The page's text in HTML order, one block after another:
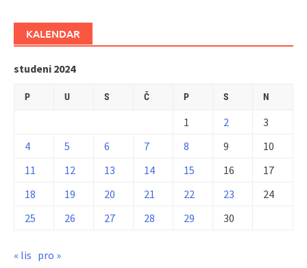
KALENDAR
studeni 2024
P U S Č P S N
1 2
3
4
5 6 7 8 9
10
11
12 13 14 15 16
17
18
19 20 21 22 23
24
25
26 27 28 29 30
« lis pro »